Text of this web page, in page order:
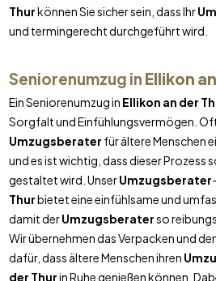
Thurkönnen Sie sicher sein, dass Ihr
und termingerecht durchgeführt wird.
Seniorenumzug in Ellikon
Ein Seniorenumzug in Ellikon an der
Sorgfalt und Einfühlungsvermögen.
Umzugsberater für ältere Menschen
und es ist wichtig, dass dieser Prozess
gestaltet wird. UnserUmzugsberater
Thurbietet eine einfühlsame und
damit derUmzugsberaterso
Wir übernehmen das Verpacken und
dafür, dass ältere Menschen ihren
der Thurin Ruhe genießen können.